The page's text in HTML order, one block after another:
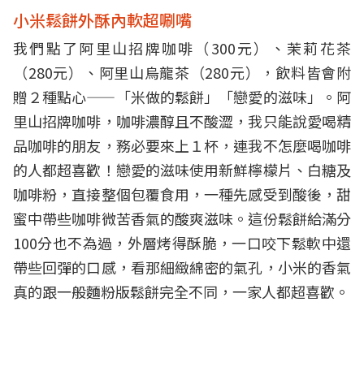
小米鬆餅外酥內軟超唰嘴
我們點了阿里山招牌咖啡（300元）、茉莉花茶
（280元）、阿里山烏龍茶（280元），飲料皆會附
贈２種點心——「米做的鬆餅」「戀愛的滋味」。阿
里山招牌咖啡，咖啡濃醇且不酸澀，我只能說愛喝精
品咖啡的朋友，務必要來上１杯，連我不怎麼喝咖啡
的人都超喜歡！戀愛的滋味使用新鮮檸檬片、白糖及
咖啡粉，直接整個包覆食用，一種先感受到酸後，甜
蜜中帶些咖啡微苦香氣的酸爽滋味。這份鬆餅給滿分
100分也不為過，外層烤得酥脆，一口咬下鬆軟中還
帶些回彈的口感，看那細緻綿密的氣孔，小米的香氣
真的跟一般麵粉版鬆餅完全不同，一家人都超喜歡。